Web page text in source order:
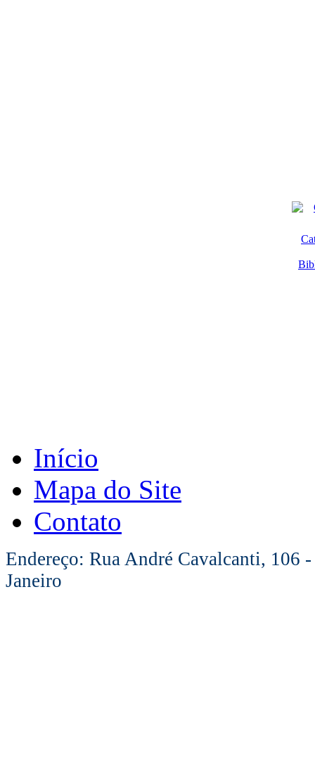
Início
Mapa do Site
Contato
Endereço: Rua André Cavalcanti, 106
Janeiro